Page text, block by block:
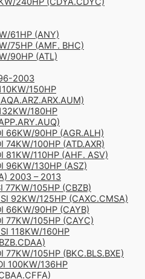
61HP (ANY)
75HP (AMF. BHC)
90HP (ATL)
2003
150HP
180HP
66KW/90HP (AGR.ALH)
74KW/100HP (ATD.AXR)
81KW/110HP (AHF. ASV)
96KW/130HP (ASZ)
2003 – 2013
77KW/105HP (CBZB)
92KW/125HP (CAXC.CMSA)
66KW/90HP (CAYB)
77KW/105HP (CAYC)
118KW/160HP
77KW/105HP (BKC.BLS.BXE)
100KW/136HP